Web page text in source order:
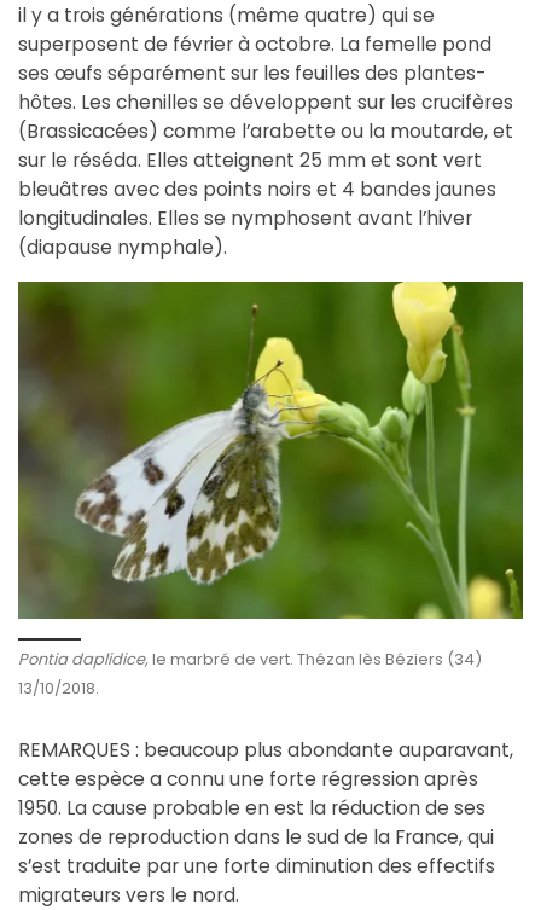
il y a trois générations (même quatre) qui se
superposent de février à octobre. La femelle pond
ses œufs séparément sur les feuilles des plantes-
hôtes. Les chenilles se développent sur les crucifères
(Brassicacées) comme l’arabette ou la moutarde, et
sur le réséda. Elles atteignent 25 mm et sont vert
bleuâtres avec des points noirs et 4 bandes jaunes
longitudinales. Elles se nymphosent avant l’hiver
(diapause nymphale).
Pontia daplidice,le marbré de vert. Thézan lès Béziers (34)
13/10/2018.
REMARQUES : beaucoup plus abondante auparavant,
cette espèce a connu une forte régression après
1950. La cause probable en est la réduction de ses
zones de reproduction dans le sud de la France, qui
s’est traduite par une forte diminution des effectifs
migrateurs vers le nord.